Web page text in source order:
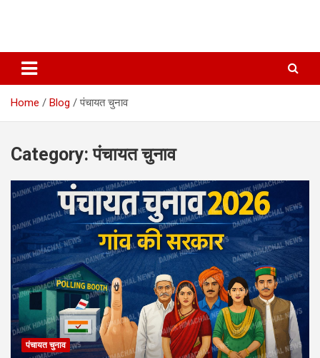
Home Blog पंचायत चुनाव
Category:पंचायत चुनाव
पंचायत चुनाव